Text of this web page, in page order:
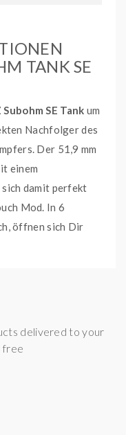
TANK SE
Subohm SE Tank um
Nachfolger des
Der 51,9 mm
einem
sich damit perfekt
Mod. In 6
öffnen sich Dir
wieder, um eine
eine Push-
delivered to your
free